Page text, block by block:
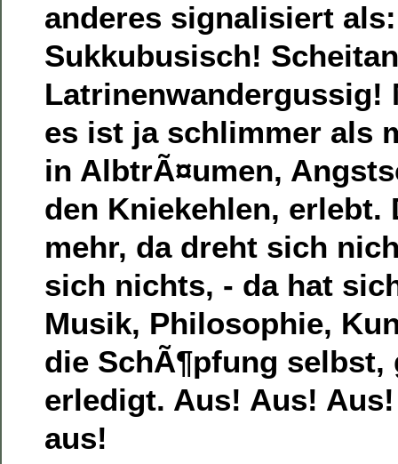
anderes signalisiert
Sukkubusisch!
Latrinenwandergussig!
es ist ja schlimmer als
in AlbtrÃ¤umen,
den Kniekehlen, erlebt.
mehr, da dreht sich
sich nichts, - da hat
Musik, Philosophie,
die SchÃ¶pfung selbst,
erledigt. Aus! Aus!
aus!